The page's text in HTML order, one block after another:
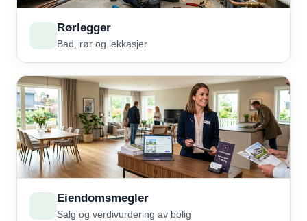
Rørlegger
Bad, rør og lekkasjer
Eiendomsmegler
Salg og verdivurdering av bolig